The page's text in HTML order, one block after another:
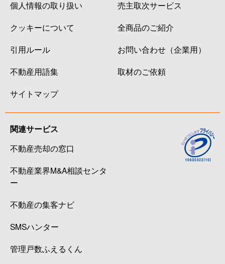
個人情報の取り扱い
クッキーについて
引用ルール
不動産用語集
サイトマップ
売主取次サービス
全商品のご紹介
お問い合わせ（企業用）
取材のご依頼
関連サービス
不動産売却の窓口
不動産業界M&A相談センタ
ー
不動産の集客ナビ
SMSハンター
管理戸数ふえるくん